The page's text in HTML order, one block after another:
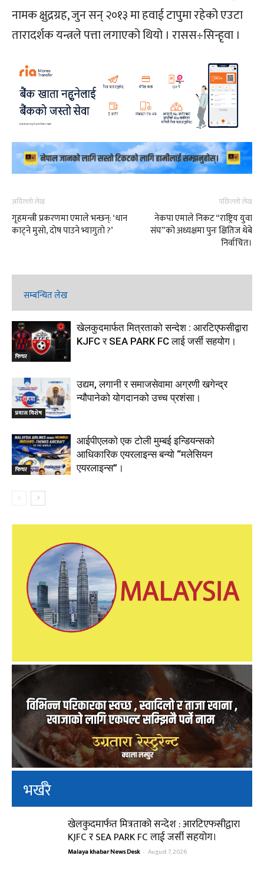
नामक क्षुद्रग्रह, जुन सन् २०१३ मा हवाई टापुमा रहेको एउटा
तारादर्शक यन्त्रले पत्ता लगाएको थियो । रासस÷सिन्हृवा ।
अघिल्लो लेख
गृहमन्त्री प्रकरणमा एमाले भन्छन्: ‘धान
काट्ने मुसाे, दोष पाउने भ्यागुताे ?’
पछिल्लो लेख
नेकपा एमाले निकट “राष्ट्रिय युवा
संघ”को अध्यक्षमा पुनः क्षितिज थेबे
निर्वाचित।
सम्बन्धित लेख
फिचर
खेलकुदमार्फत मित्रताको सन्देश : आरटिएफसीद्वारा
KJFC र SEA PARK FC लाई जर्सी सहयोग।
प्रवास विशेष
उद्यम, लगानी र समाजसेवामा अग्रणी खगेन्द्र
न्यौपानेको योगदानको उच्च प्रशंसा।
फिचर
आईपीएलको एक टोली मुम्बई इन्डियन्सको
आधिकारिक एयरलाइन्स बन्यो “मलेसियन
एयरलाइन्स”।
भर्खरै
खेलकुदमार्फत मित्रताको सन्देश : आरटिएफसीद्वारा
KJFC र SEA PARK FC लाई जर्सी सहयोग।
Malaya khabar News Desk - August 7, 2026